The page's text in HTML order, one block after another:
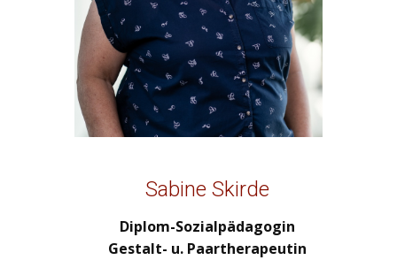
Sabine Skirde
Diplom-Sozialpädagogin
Gestalt- u. Paartherapeutin